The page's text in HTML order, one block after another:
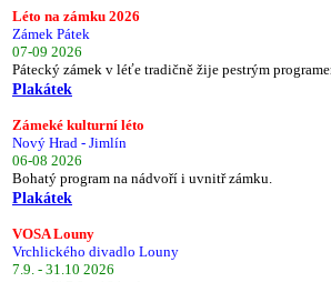
Léto na zámku 2026
Zámek Pátek
07-09 2026
Pátecký zámek v léťe tradičně žije pestrým
Plakátek
Zámeké kulturní léto
Nový Hrad - Jimlín
06-08 2026
Bohatý program na nádvoří i uvnitř zámku.
Plakátek
VOSA Louny
Vrchlického divadlo Louny
7.9. - 31.10 2026